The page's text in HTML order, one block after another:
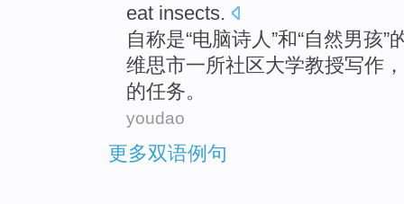
eat insects.
自称是“电脑诗人 ”和“自然男孩”
维思市一所社区大学教授写作
的任务。
youdao
更多双语例句